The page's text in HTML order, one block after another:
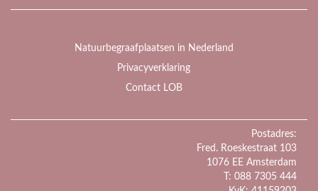
Natuurbegraafplaatsen in Nederland
Privacyverklaring
Contact LOB
Postadres:
Fred. Roeskestraat 103
1076 EE Amsterdam
T: 088 7305 444